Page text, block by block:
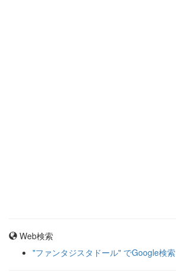
Web検索
"ファンタジスタドール" でGoogle検索